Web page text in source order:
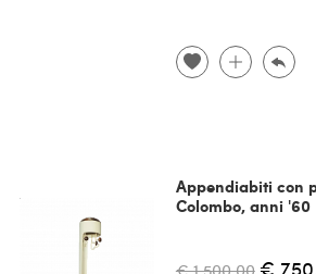
Appendiabiti con
Colombo, anni '60
€ 1.500,00 €